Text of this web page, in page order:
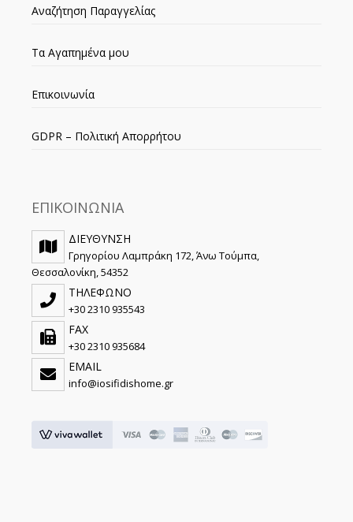
Αναζήτηση Παραγγελίας
Τα Αγαπημένα μου
Επικοινωνία
GDPR – Πολιτική Απορρήτου
ΕΠΙΚΟΙΝΩΝΙΑ
ΔΙΕΥΘΥΝΣΗ
Γρηγορίου Λαμπράκη 172, Άνω Τούμπα,
Θεσσαλονίκη, 54352
ΤΗΛΕΦΩΝΟ
+30 2310 935543
FAX
+30 2310 935684
EMAIL
info@iosifidishome.gr